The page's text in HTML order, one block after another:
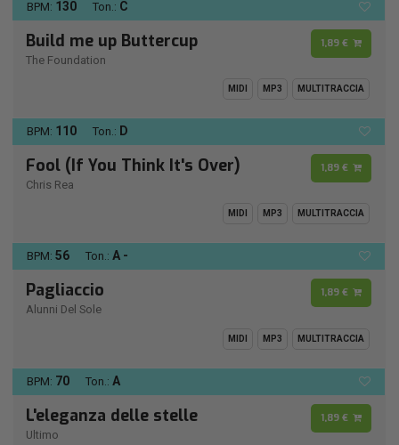
BPM: 130 Ton.: C
Build me up Buttercup
The Foundation
1,89 €
MIDI MP3 MULTITRACCIA
BPM: 110 Ton.: D
Fool (If You Think It's Over)
Chris Rea
1,89 €
MIDI MP3 MULTITRACCIA
BPM: 56 Ton.: A -
Pagliaccio
Alunni Del Sole
1,89 €
MIDI MP3 MULTITRACCIA
BPM: 70 Ton.: A
L'eleganza delle stelle
Ultimo
1,89 €